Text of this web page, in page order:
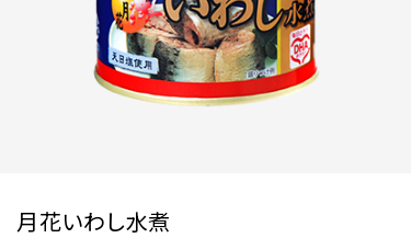
月花いわし水煮